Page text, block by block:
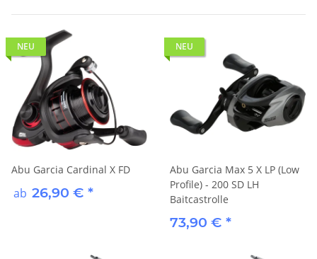
NEU
Abu Garcia Cardinal X FD
ab 26,90 € *
NEU
Abu Garcia Max 5 X LP (Low
Profile) - 200 SD LH
Baitcastrolle
73,90 € *